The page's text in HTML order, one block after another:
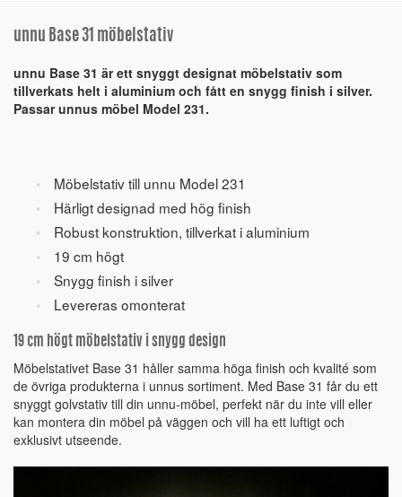
unnu Base 31 möbelstativ
unnu Base 31 är ett snyggt designat möbelstativ som
tillverkats helt i aluminium och fått en snygg finish i silver.
Passar unnus möbel Model 231.
Möbelstativ till unnu Model 231
Härligt designad med hög finish
Robust konstruktion, tillverkat i aluminium
19 cm högt
Snygg finish i silver
Levereras omonterat
19 cm högt möbelstativ i snygg design
Möbelstativet Base 31 håller samma höga finish och kvalité som
de övriga produkterna i unnus sortiment. Med Base 31 får du ett
snyggt golvstativ till din unnu-möbel, perfekt när du inte vill eller
kan montera din möbel på väggen och vill ha ett luftigt och
exklusivt utseende.